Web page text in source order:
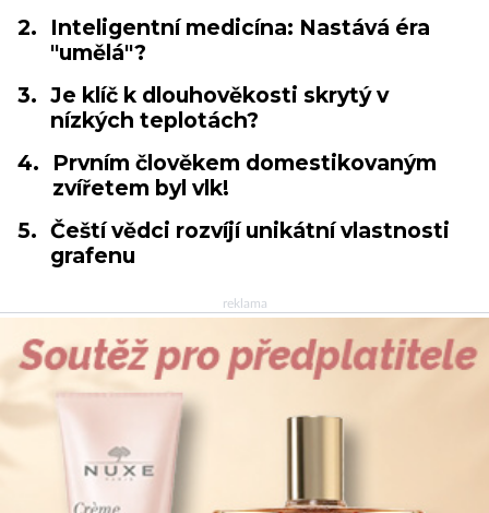
2.
Inteligentní medicína: Nastává éra
"umělá"?
3. Je klíč k dlouhověkosti skrytý v
nízkých teplotách?
4.
Prvním člověkem domestikovaným
zvířetem byl vlk!
5. Čeští vědci rozvíjí unikátní vlastnosti
grafenu
reklama